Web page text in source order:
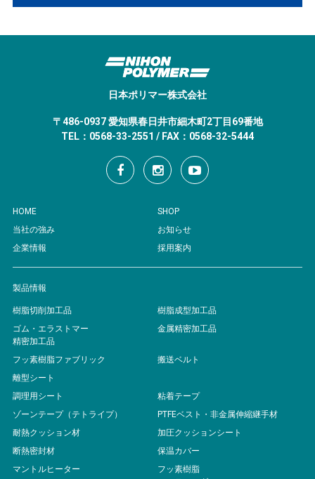
日本ポリマー株式会社
〒486-0937 愛知県春日井市細木町2丁目69番地
TEL：0568-33-2551 / FAX：0568-32-5444
HOME
SHOP
当社の強み
お知らせ
企業情報
採用案内
製品情報
樹脂切削加工品
樹脂成型加工品
ゴム・エラストマー
精密加工品
金属精密加工品
フッ素樹脂ファブリック
搬送ベルト
離型シート
調理用シート
粘着テープ
ゾーンテープ（テトライプ）
PTFEベスト・非金属伸縮継手材
耐熱クッション材
加圧クッションシート
断熱密封材
保温カバー
マントルヒーター
フッ素樹脂